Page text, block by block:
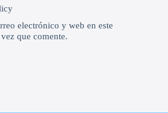
electrónico y web en este
que comente.